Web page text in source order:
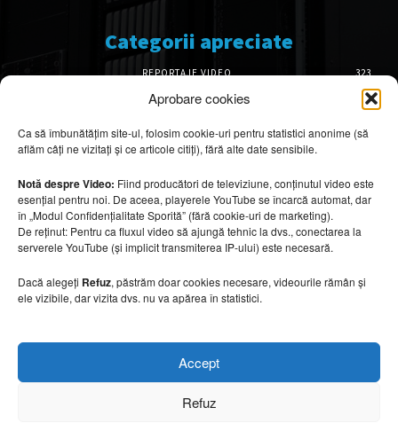
Aprobare cookies
Ca să îmbunătățim site-ul, folosim cookie-uri pentru statistici anonime (să
aflăm câți ne vizitați și ce articole citiți), fără alte date sensibile.
Notă despre Video: Fiind producători de televiziune, conținutul video este
esențial pentru noi. De aceea, playerele YouTube se încarcă automat, dar
în „Modul Confidențialitate Sporită” (fără cookie-uri de marketing).
De reținut: Pentru ca fluxul video să ajungă tehnic la dvs., conectarea la
serverele YouTube (și implicit transmiterea IP-ului) este necesară.
Dacă alegeți Refuz, păstrăm doar cookies necesare, videourile rămân și
ele vizibile, dar vizita dvs. nu va apărea în statistici.
Accept
Refuz
Categorii apreciate
REPORTAJE VIDEO
323
AMENAJĂRI INTERIOARE
126
DESIGN INTERIOR
64
ARHITECTURĂ & DESIGN
OPINII & ANALIZE
43
Articole recomandate
Cele mai impresionante cabane moderne
7 august 2026
Ouse Valley Viaduct, construcția care
7 august 2026